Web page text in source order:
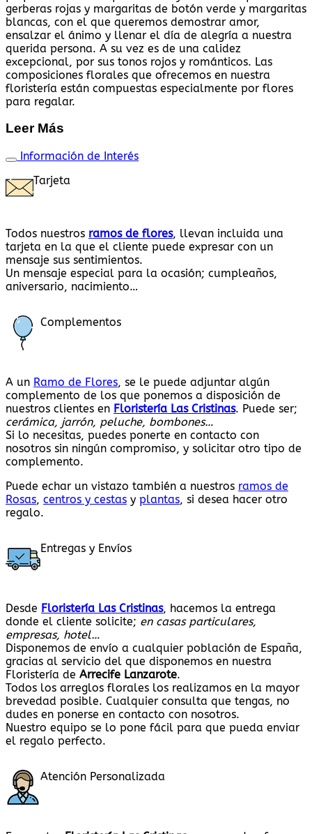
gerberas rojas y margaritas de botón verde y margaritas
blancas, con el que queremos demostrar amor,
ensalzar el ánimo y llenar el día de alegría a nuestra
querida persona. A su vez es de una calidez
excepcional, por sus tonos rojos y románticos. Las
composiciones florales que ofrecemos en nuestra
floristería están compuestas especialmente por flores
para regalar.
Leer Más
Información de Interés
Tarjeta
Todos nuestros ramos de flores, llevan incluida una
tarjeta en la que el cliente puede expresar con un
mensaje sus sentimientos.
Un mensaje especial para la ocasión; cumpleaños,
aniversario, nacimiento…
Complementos
A un Ramo de Flores, se le puede adjuntar algún
complemento de los que ponemos a disposición de
nuestros clientes en Floristería Las Cristinas. Puede ser;
cerámica, jarrón, peluche, bombones…
Si lo necesitas, puedes ponerte en contacto con
nosotros sin ningún compromiso, y solicitar otro tipo de
complemento.
Puede echar un vistazo también a nuestros ramos de
Rosas, centros y cestas y plantas, si desea hacer otro
regalo.
Entregas y Envíos
Desde Floristería Las Cristinas, hacemos la entrega
donde el cliente solicite; en casas particulares,
empresas, hotel…
Disponemos de envío a cualquier población de España,
gracias al servicio del que disponemos en nuestra
Floristería de Arrecife Lanzarote.
Todos los arreglos florales los realizamos en la mayor
brevedad posible. Cualquier consulta que tengas, no
dudes en ponerse en contacto con nosotros.
Nuestro equipo se lo pone fácil para que pueda enviar
el regalo perfecto.
Atención Personalizada